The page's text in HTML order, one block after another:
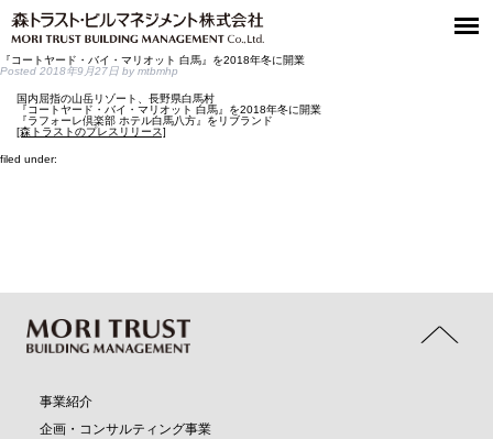
『コートヤード・バイ・マリオット 白馬』を2018年冬に開業
Posted 2018年9月27日 by mtbmhp
国内屈指の山岳リゾート、長野県白馬村
『コートヤード・バイ・マリオット 白馬』を2018年冬に開業
『ラフォーレ倶楽部 ホテル白馬八方』をリブランド
[森トラストのプレスリリース]
filed under:
事業紹介
企画・コンサルティング事業